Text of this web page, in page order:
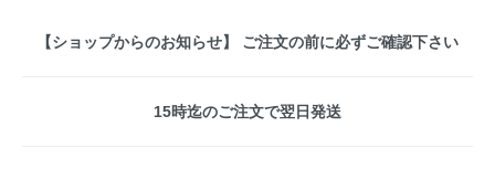
【ショップからのお知らせ】 ご注文の前に必ずご確認下さい
15時迄のご注文で翌日発送